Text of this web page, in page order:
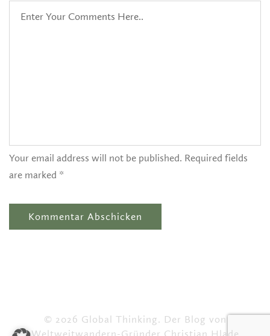
Your email address will not be published. Required fields
are marked *
© 2026 Global Thinking. Der Blog von
Weltweitwandern-Gründer Christian Hlade